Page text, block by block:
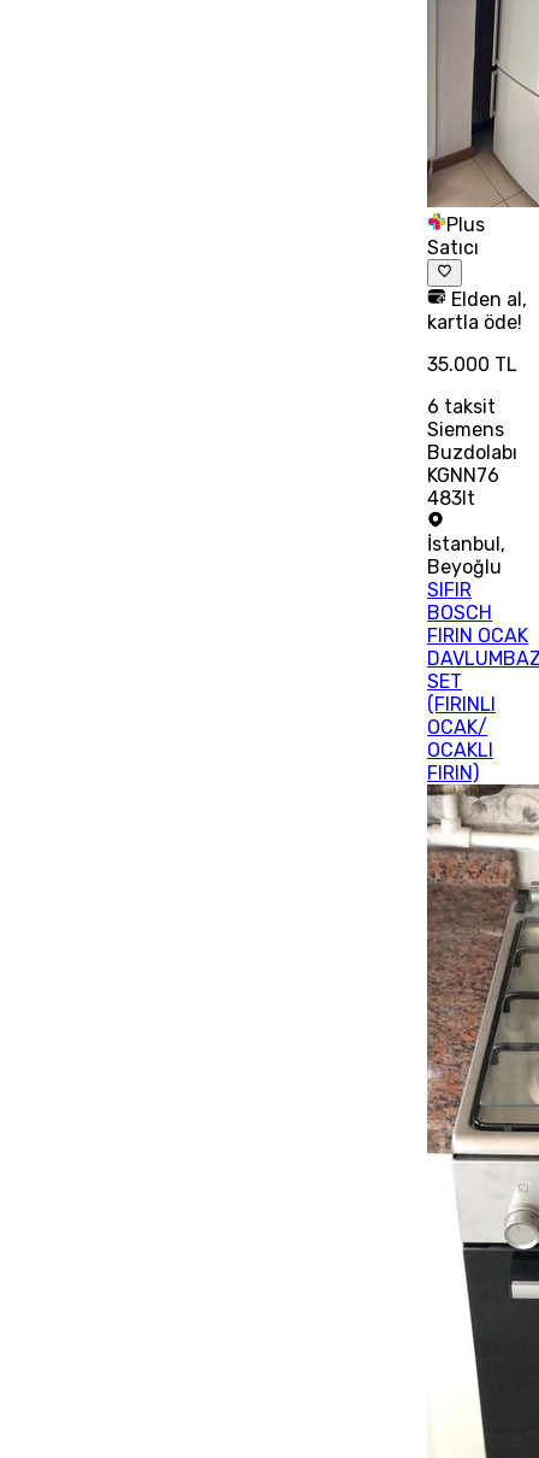
Plus
Satıcı
Elden al,
kartla öde!
35.000 TL
6 taksit
Siemens
Buzdolabı
KGNN76
483lt
İstanbul,
Beyoğlu
SIFIR
BOSCH
FIRIN OCAK
SET
(FIRINLI
OCAK/
OCAKLI
FIRIN)